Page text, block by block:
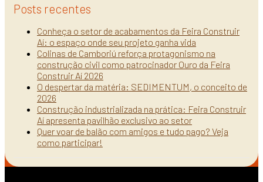
Posts recentes
Conheça o setor de acabamentos da Feira Construir
Aí: o espaço onde seu projeto ganha vida
Colinas de Camboriú reforça protagonismo na
construção civil como patrocinador Ouro da Feira
Construir Aí 2026
O despertar da matéria: SEDIMENTUM, o conceito de
2026
Construção industrializada na prática: Feira Construir
Aí apresenta pavilhão exclusivo ao setor
Quer voar de balão com amigos e tudo pago? Veja
como participar!